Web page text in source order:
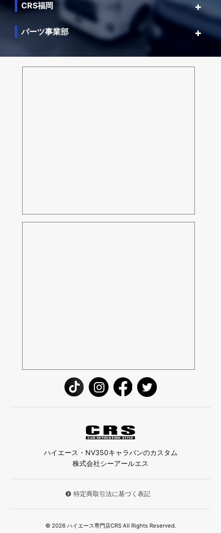
CRS福岡
パーツ事業部
ハイエース・NV350キャラバンのカスタム
株式会社シーアールエス
特定商取引法に基づく表記
© 2026 ハイエース専門店CRS All Rights Reserved.